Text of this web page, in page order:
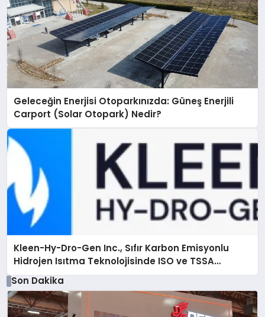
Geleceğin Enerjisi Otoparkınızda: Güneş Enerjili
Carport (Solar Otopark) Nedir?
Kleen-Hy-Dro-Gen Inc., Sıfır Karbon Emisyonlu
Hidrojen Isıtma Teknolojisinde ISO ve TSSA
Düzenleyici Onaylarını Aldı
Son Dakika